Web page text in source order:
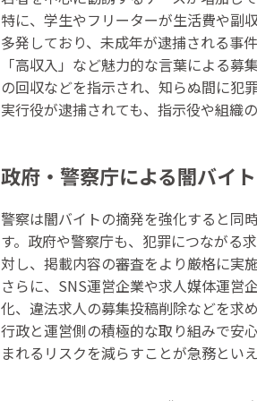
特に、学生やフリーターが生活費や副
多発しており、未成年が逮捕される事
「高収入」など魅力的な言葉による
の回収などを指示され、知らぬ間に犯
実行役が逮捕されても、指示役や組織
政府・警察庁による闇バイ
警察は闇バイトの摘発を強化すると同
す。政府や警察庁も、犯罪につながる
対し、掲載内容の審査をより厳格に実
さらに、SNS運営企業や求人媒体運営
化、違法求人の募集投稿削除などを求
行政と運営側の積極的な取り組みで安
まれるリスクを減らすことが急務とい